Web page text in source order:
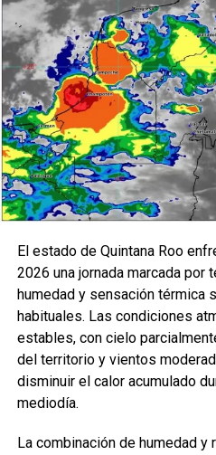
del Informe Anual del Sistema
como el avance del Programa
orientadas a promover una
transparencia y rendición de
dependencia. Estos esfuerzos
prácticas institucionales que
responsable de los recursos
administración más eficiente.
Carlos Flores Hidalgo
control interno representa un
acción emprendida por
instituciones más sólidas y
quintanarroenses.
Fuente: 5to Poder Agencia
El estado de Quintana Roo
2026 una jornada marcada por
humedad y sensación térmica
habituales. Las condiciones
estables, con cielo
del territorio y vientos
disminuir el calor acumulado
mediodía.
La combinación de humedad y